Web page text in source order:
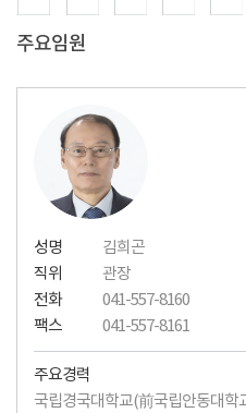
주요임원
성명
김희곤
직위
관장
전화
041-557-8160
팩스
041-557-8161
주요경력
국립경국대학교(前국립안동대학